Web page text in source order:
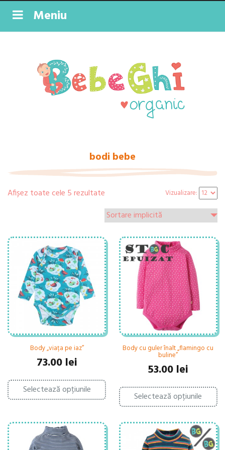
Meniu
bodi bebe
Afișez toate cele 5 rezultate Vizualizare:
Body „viața pe iaz”
73.00 lei
Selectează opțiunile
Acest
produs
are
variații.
Opțiunile
pot
Body cu guler înalt „flamingo cu
buline”
53.00 lei
Selectează opțiunile